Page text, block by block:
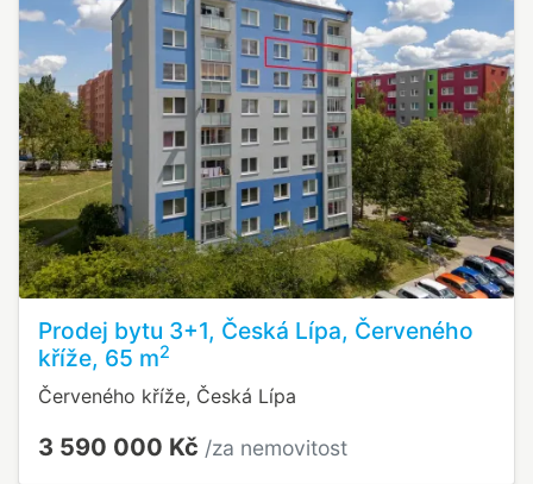
Prodej bytu 3+1, Česká Lípa, Červeného
kříže, 65 m2
Červeného kříže, Česká Lípa
3 590 000 Kč /za nemovitost